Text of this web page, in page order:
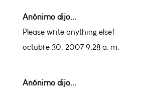
Anónimo dijo...
Please write anything else!
octubre 30, 2007 9:28 a. m.
Anónimo dijo...